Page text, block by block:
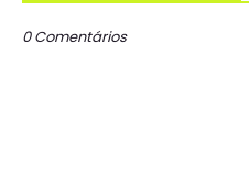
0 Comentários